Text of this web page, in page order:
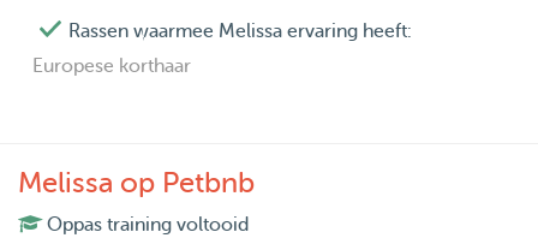
Rassen waarmee Melissa ervaring heeft:
Europese korthaar
Melissa op Petbnb
Oppas training voltooid